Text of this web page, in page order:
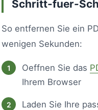
Schritt-fuer-
So entfernen Sie ein
wenigen Sekunden:
Oeffnen Sie das
Ihrem Browser
Laden Sie Ihre